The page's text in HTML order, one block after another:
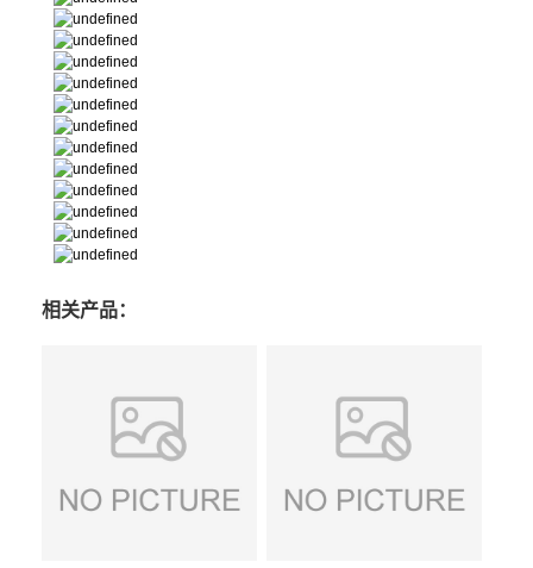
相关产品：